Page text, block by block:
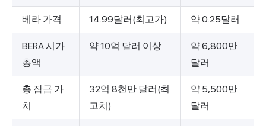
베라 가격 14.99달러(최고가) 약 0.25달러
BERA 시가
총액
약 10억 달러 이상
약 6,800만
달러
총 잠금 가
치
32억 8천만 달러(최
고치)
약 5,500만
달러